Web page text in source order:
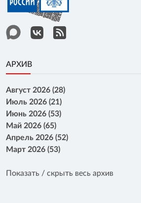
АРХИВ
Август 2026 (28)
Июль 2026 (21)
Июнь 2026 (53)
Май 2026 (65)
Апрель 2026 (52)
Март 2026 (53)
Показать / скрыть весь архив